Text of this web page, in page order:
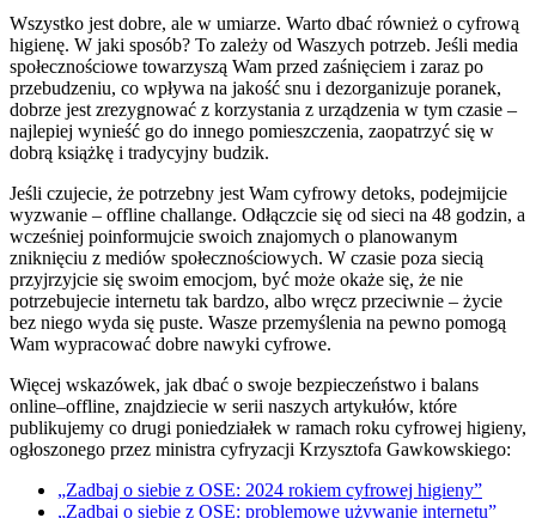
Wszystko jest dobre, ale w umiarze. Warto dbać również o cyfrową
higienę. W jaki sposób? To zależy od Waszych potrzeb. Jeśli media
społecznościowe towarzyszą Wam przed zaśnięciem i zaraz po
przebudzeniu, co wpływa na jakość snu i dezorganizuje poranek,
dobrze jest zrezygnować z korzystania z urządzenia w tym czasie –
najlepiej wynieść go do innego pomieszczenia, zaopatrzyć się w
dobrą książkę i tradycyjny budzik.
Jeśli czujecie, że potrzebny jest Wam cyfrowy detoks, podejmijcie
wyzwanie – offline challange. Odłączcie się od sieci na 48 godzin, a
wcześniej poinformujcie swoich znajomych o planowanym
zniknięciu z mediów społecznościowych. W czasie poza siecią
przyjrzyjcie się swoim emocjom, być może okaże się, że nie
potrzebujecie internetu tak bardzo, albo wręcz przeciwnie – życie
bez niego wyda się puste. Wasze przemyślenia na pewno pomogą
Wam wypracować dobre nawyki cyfrowe.
Więcej wskazówek, jak dbać o swoje bezpieczeństwo i balans
online–offline, znajdziecie w serii naszych artykułów, które
publikujemy co drugi poniedziałek w ramach roku cyfrowej higieny,
ogłoszonego przez ministra cyfryzacji Krzysztofa Gawkowskiego:
„Zadbaj o siebie z OSE: 2024 rokiem cyfrowej higieny”
„Zadbaj o siebie z OSE: problemowe używanie internetu”